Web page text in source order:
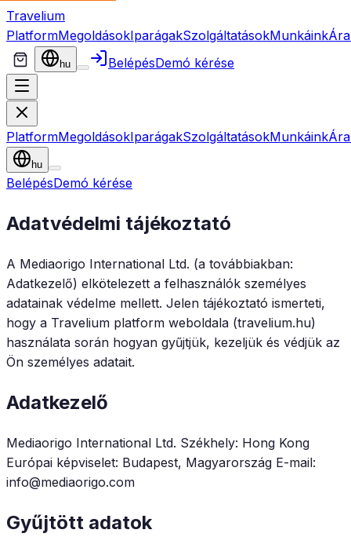
Travelium
PlatformMegoldásokIparágakSzolgáltatásokMunkáink
hu BelépésDemó kérése
PlatformMegoldásokIparágakSzolgáltatásokMunkáink
hu
BelépésDemó kérése
Adatvédelmi tájékoztató
A Mediaorigo International Ltd. (a továbbiakban:
Adatkezelő) elkötelezett a felhasználók személyes
adatainak védelme mellett. Jelen tájékoztató ismerteti,
hogy a Travelium platform weboldala (travelium.hu)
használata során hogyan gyűjtjük, kezeljük és védjük az
Ön személyes adatait.
Adatkezelő
Mediaorigo International Ltd. Székhely: Hong Kong
Európai képviselet: Budapest, Magyarország E-mail:
info@mediaorigo.com
Gyűjtött adatok